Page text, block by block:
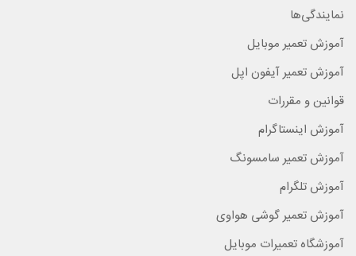
نمایندگی‌ها
آموزش تعمیر موبایل
آموزش تعمیر آیفون اپل
قوانین و مقررات
آموزش اینستاگرام
آموزش تعمیر سامسونگ
آموزش تلگرام
آموزش تعمیر گوشی هواوی
آموزشگاه تعمیرات موبایل